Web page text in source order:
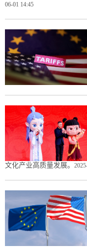
06-01 14:45
文化产业高质量发展。